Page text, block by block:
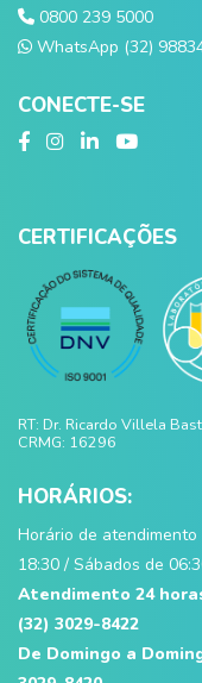
0800 239 5000
WhatsApp (32)
CONECTE-SE
CERTIFICAÇÕES
RT: Dr. Ricardo Villela
CRMG: 16296
HORÁRIOS:
Horário de
18:30 / Sábados de
Atendimento 24
(32) 3029-8422
De Domingo a